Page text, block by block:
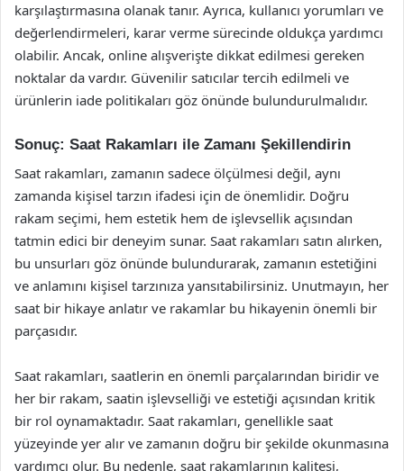
karşılaştırmasına olanak tanır. Ayrıca, kullanıcı yorumları ve
değerlendirmeleri, karar verme sürecinde oldukça yardımcı
olabilir. Ancak, online alışverişte dikkat edilmesi gereken
noktalar da vardır. Güvenilir satıcılar tercih edilmeli ve
ürünlerin iade politikaları göz önünde bulundurulmalıdır.
Sonuç: Saat Rakamları ile Zamanı Şekillendirin
Saat rakamları, zamanın sadece ölçülmesi değil, aynı
zamanda kişisel tarzın ifadesi için de önemlidir. Doğru
rakam seçimi, hem estetik hem de işlevsellik açısından
tatmin edici bir deneyim sunar. Saat rakamları satın alırken,
bu unsurları göz önünde bulundurarak, zamanın estetiğini
ve anlamını kişisel tarzınıza yansıtabilirsiniz. Unutmayın, her
saat bir hikaye anlatır ve rakamlar bu hikayenin önemli bir
parçasıdır.
Saat rakamları, saatlerin en önemli parçalarından biridir ve
her bir rakam, saatin işlevselliği ve estetiği açısından kritik
bir rol oynamaktadır. Saat rakamları, genellikle saat
yüzeyinde yer alır ve zamanın doğru bir şekilde okunmasına
yardımcı olur. Bu nedenle, saat rakamlarının kalitesi,